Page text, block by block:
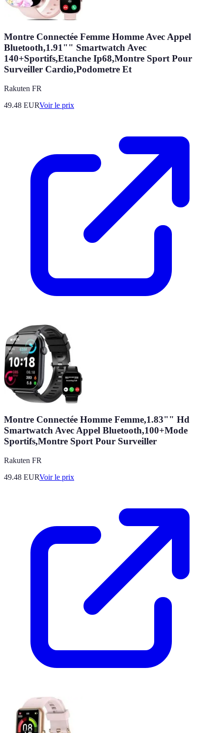
Montre Connectée Femme Homme Avec Appel
Bluetooth,1.91"" Smartwatch Avec
140+Sportifs,Etanche Ip68,Montre Sport Pour
Surveiller Cardio,Podometre Et
Rakuten FR
49.48 EURVoir le prix
Montre Connectée Homme Femme,1.83"" Hd
Smartwatch Avec Appel Bluetooth,100+Mode
Sportifs,Montre Sport Pour Surveiller
Rakuten FR
49.48 EURVoir le prix